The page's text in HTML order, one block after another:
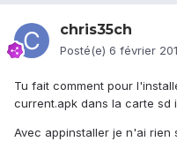
chris35ch
Posté(e) 6 février
Tu fait comment pour
current.apk dans la carte sd
Avec appinstaller je n'ai rien